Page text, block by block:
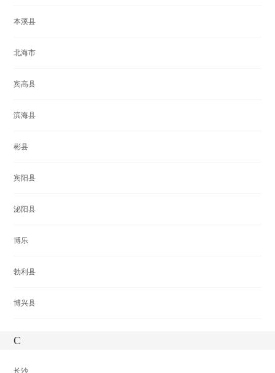
本溪县
北海市
宾高县
滨海县
彬县
宾阳县
泌阳县
博乐
勃利县
博兴县
C
长沙